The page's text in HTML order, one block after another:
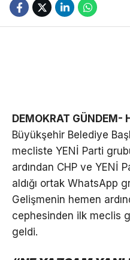
DEMOKRAT GÜNDEM-
Büyükşehir Belediye
mecliste YENİ Parti
ardından CHP ve YENİ
aldığı ortak WhatsApp
Gelişmenin hemen
cephesinden ilk meclis
geldi.